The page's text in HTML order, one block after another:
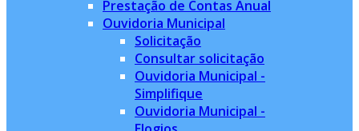
Prestação de Contas Anual
Ouvidoria Municipal
Solicitação
Consultar solicitação
Ouvidoria Municipal -
Simplifique
Ouvidoria Municipal -